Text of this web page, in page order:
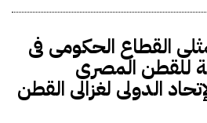
القطاع الحكومى فى
للقطن المصرى
الدولى لغزالى القطن